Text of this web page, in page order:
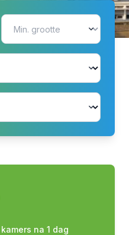
na 1 dag